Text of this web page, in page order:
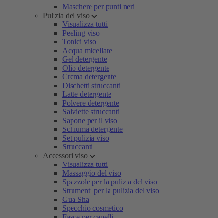
Maschere per punti neri
Pulizia del viso
Visualizza tutti
Peeling viso
Tonici viso
Acqua micellare
Gel detergente
Olio detergente
Crema detergente
Dischetti struccanti
Latte detergente
Polvere detergente
Salviette struccanti
Sapone per il viso
Schiuma detergente
Set pulizia viso
Struccanti
Accessori viso
Visualizza tutti
Massaggio del viso
Spazzole per la pulizia del viso
Strumenti per la pulizia del viso
Gua Sha
Specchio cosmetico